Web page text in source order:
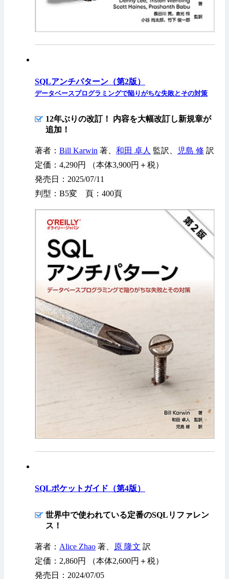
SQLアンチパターン（第2版）
データベースプログラミングで陥りがちな失敗とその対策
12年ぶりの改訂！ 内容を大幅改訂し新規章が
追加！
著者： Bill Karwin 著、 和田 卓人 監訳、 児島 修 訳
定価：4,290円 （本体3,900円＋税）
発売日：2025/07/11
判型：B5変 頁：400頁
SQLポケットガイド（第4版）
世界中で使われている定番のSQLリファレン
ス！
著者： Alice Zhao 著、 原 隆文 訳
定価：2,860円 （本体2,600円＋税）
発売日：2024/07/05